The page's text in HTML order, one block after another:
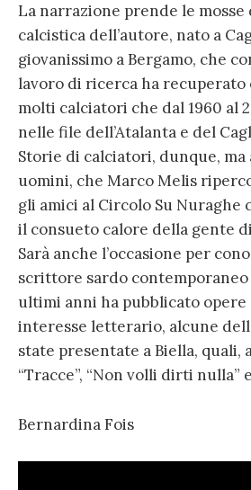
La narrazione prende le mosse
calcistica dell’autore, nato a
giovanissimo a Bergamo, che
lavoro di ricerca ha
molti calciatori che dal 1960 al
nelle file dell’Atalanta e del
Storie di calciatori, dunque,
uomini, che Marco Melis
gli amici al Circolo Su Nuraghe
il consueto calore della gente
Sarà anche l’occasione per
scrittore sardo
ultimi anni ha pubblicato
interesse letterario, alcune
state presentate a Biella, quali,
“Tracce”, “Non volli dirti nulla” e
Bernardina Fois